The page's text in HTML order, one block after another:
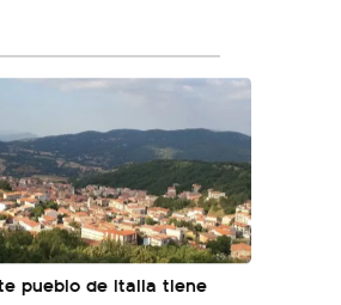
pueblo de Italia tiene